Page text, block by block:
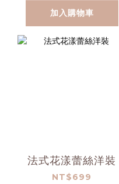
加入購物車
法式花漾蕾絲洋裝
NT$699